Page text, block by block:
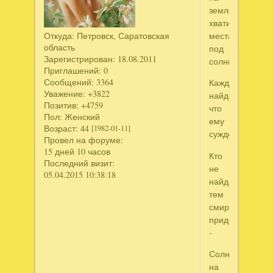
Откуда: Петровск, Саратовская
область
Зарегистрирован: 18.08.2011
Приглашений: 0
Сообщений: 3364
Уважение: +3822
Позитив: +4759
Пол: Женский
Возраст: 44 [1982-01-11]
Провел на форуме:
15 дней 10 часов
Последний визит:
05.04.2015 10:38:18
земле
хватит
места
под
солнцем,
Каждый
найдет,
что
ему
суждено.
Кто
не
найдет,
тем
смириться
придется,
-
Солнце
на